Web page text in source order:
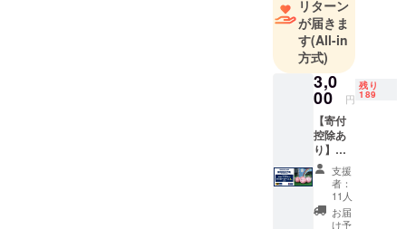
リターン
が届きま
す(All-in
方式)
3,0
00 円
残り
189
【寄付
控除あ
り】《1
個》子
ども達
にサッ
カー
ボール
支援
者：
11人
お届
け予